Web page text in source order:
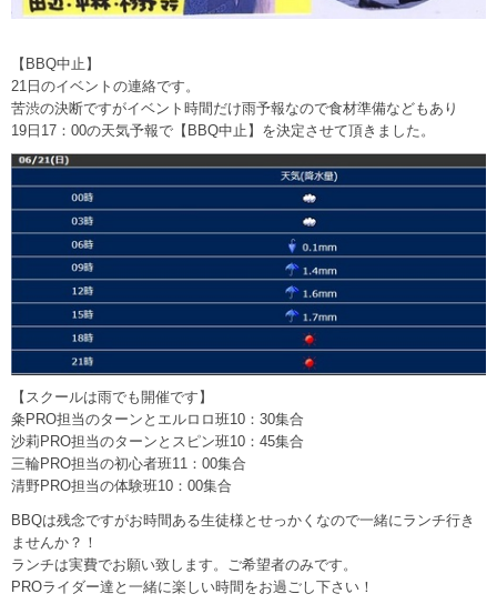
【BBQ中止】
21日のイベントの連絡です。
苦渋の決断ですがイベント時間だけ雨予報なので食材準備などもあり
19日17：00の天気予報で【BBQ中止】を決定させて頂きました。
【スクールは雨でも開催です】
粂PRO担当のターンとエルロロ班10：30集合
沙莉PRO担当のターンとスピン班10：45集合
三輪PRO担当の初心者班11：00集合
清野PRO担当の体験班10：00集合
BBQは残念ですがお時間ある生徒様とせっかくなので一緒にランチ行き
ませんか？！
ランチは実費でお願い致します。ご希望者のみです。
PROライダー達と一緒に楽しい時間をお過ごし下さい！